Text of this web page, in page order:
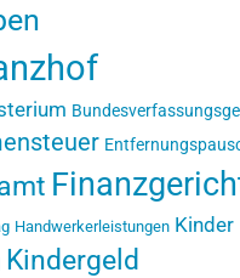
Handwerkerleistungen Kinder
Kindergeld